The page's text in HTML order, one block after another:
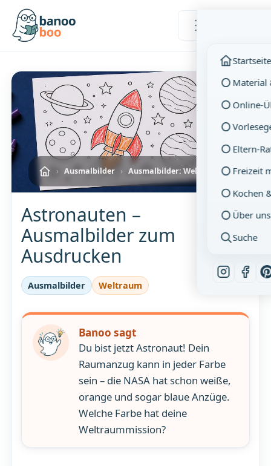
Startseite
Material
Online-
Eltern-
Freizeit
Kochen
Über uns
Suche
› Ausmalbilder › Ausmalbilder: Weltraum
Astronauten –
Ausmalbilder zum
Ausdrucken
Ausmalbilder Weltraum
Banoo sagt
Du bist jetzt Astronaut! Dein
Raumanzug kann in jeder Farbe
sein – die NASA hat schon weiße,
orange und sogar blaue Anzüge.
Welche Farbe hat deine
Weltraummission?